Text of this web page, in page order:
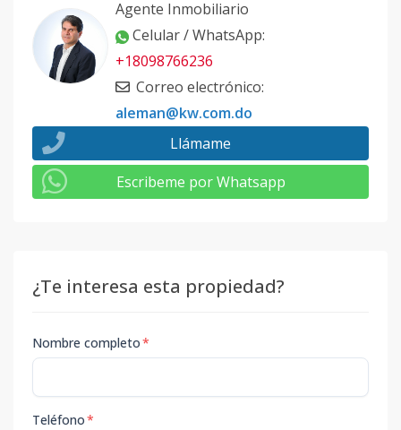
Agente Inmobiliario
Celular / WhatsApp:
+18098766236
Correo electrónico:
aleman@kw.com.do
Llámame
Escribeme por Whatsapp
¿Te interesa esta propiedad?
Nombre completo*
Teléfono*